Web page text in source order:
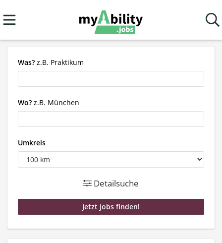
Was? z.B. Praktikum
Wo? z.B. München
Umkreis
Detailsuche